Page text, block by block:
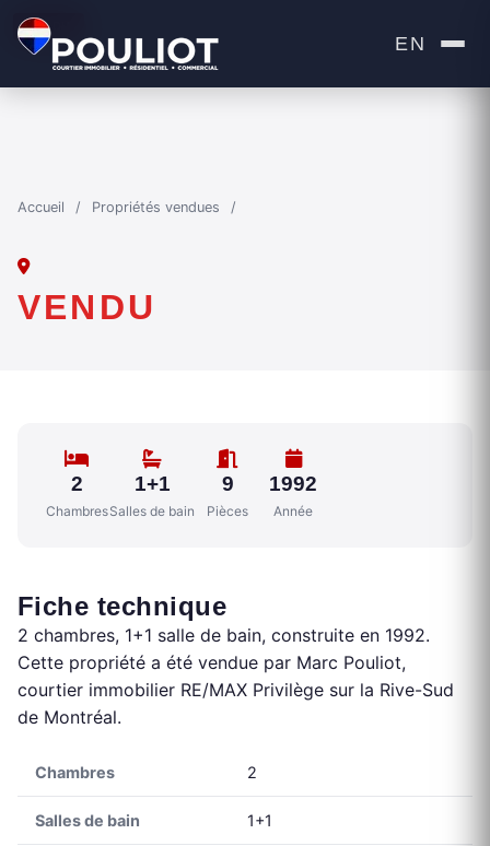
EN
Accueil / Propriétés vendues /
VENDU
VENDU
2
Chambres
1+1
Salles de bain
9
Pièces
1992
Année
Fiche technique
2 chambres, 1+1 salle de bain, construite en 1992.
Cette propriété a été vendue par Marc Pouliot,
courtier immobilier RE/MAX Privilège sur la Rive-Sud
de Montréal.
Chambres 2
Salles de bain 1+1